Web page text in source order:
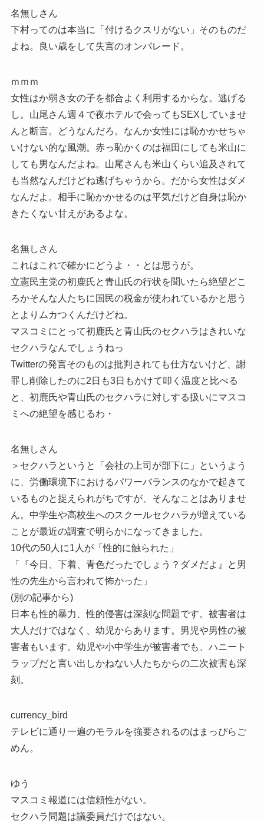
名無しさん
下村ってのは本当に「付けるクスリがない」そのものだ
よね。良い歳をして失言のオンパレード。
ｍｍｍ
女性はか弱き女の子を都合よく利用するからな。逃げる
し。山尾さん週４で夜ホテルで会ってもSEXしていませ
んと断言。どうなんだろ。なんか女性には恥かかせちゃ
いけない的な風潮。赤っ恥かくのは福田にしても米山に
しても男なんだよね。山尾さんも米山くらい追及されて
も当然なんだけどね逃げちゃうから。だから女性はダメ
なんだよ。相手に恥かかせるのは平気だけど自身は恥か
きたくない甘えがあるよな。
名無しさん
これはこれで確かにどうよ・・とは思うが。
立憲民主党の初鹿氏と青山氏の行状を聞いたら絶望どこ
ろかそんな人たちに国民の税金が使われているかと思う
とよりムカつくんだけどね。
マスコミにとって初鹿氏と青山氏のセクハラはきれいな
セクハラなんでしょうねっ
Twitterの発言そのものは批判されても仕方ないけど、謝
罪し削除したのに2日も3日もかけて叩く温度と比べる
と、初鹿氏や青山氏のセクハラに対しする扱いにマスコ
ミへの絶望を感じるわ・
名無しさん
＞セクハラというと「会社の上司が部下に」というよう
に、労働環境下におけるパワーバランスのなかで起きて
いるものと捉えられがちですが、そんなことはありませ
ん。中学生や高校生へのスクールセクハラが増えている
ことが最近の調査で明らかになってきました。
10代の50人に1人が「性的に触られた」
「『今日、下着、青色だったでしょう？ダメだよ』と男
性の先生から言われて怖かった」
(別の記事から)
日本も性的暴力、性的侵害は深刻な問題です。被害者は
大人だけではなく、幼児からあります。男児や男性の被
害者もいます。幼児や小中学生が被害者でも、ハニート
ラップだと言い出しかねない人たちからの二次被害も深
刻。
currency_bird
テレビに通り一遍のモラルを強要されるのはまっぴらご
めん。
ゆう
マスコミ報道には信頼性がない。
セクハラ問題は議委員だけではない。